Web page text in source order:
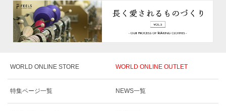
WORLD ONLINE STORE WORLD ONLINE OUTLET
特集ページ一覧 NEWS一覧